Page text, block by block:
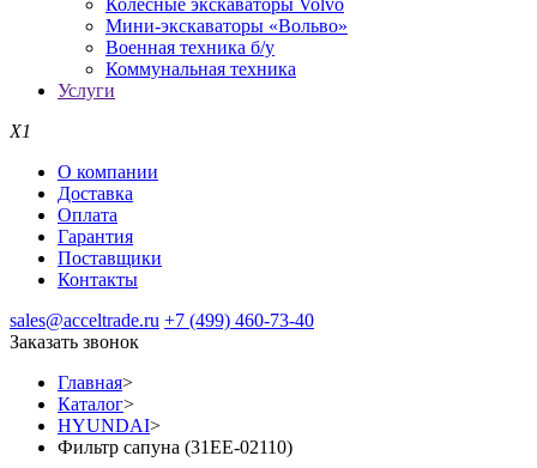
Колесные экскаваторы Volvo
Мини-экскаваторы «Вольво»
Военная техника б/у
Коммунальная техника
Услуги
X1
О компании
Доставка
Оплата
Гарантия
Поставщики
Контакты
sales@acceltrade.ru +7 (499) 460-73-40
Заказать звонок
Главная>
Каталог>
HYUNDAI>
Фильтр сапуна (31EE-02110)